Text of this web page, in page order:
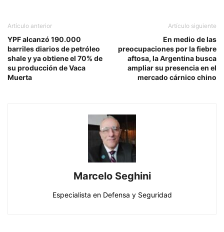
Artículo anterior
YPF alcanzó 190.000
barriles diarios de petróleo
shale y ya obtiene el 70% de
su producción de Vaca
Muerta
Artículo siguiente
En medio de las
preocupaciones por la fiebre
aftosa, la Argentina busca
ampliar su presencia en el
mercado cárnico chino
Marcelo Seghini
Especialista en Defensa y Seguridad